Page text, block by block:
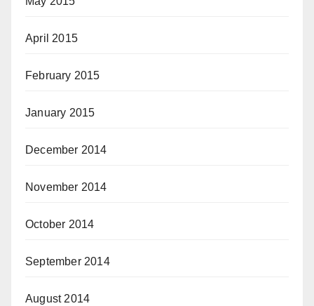
April 2015
February 2015
January 2015
December 2014
November 2014
October 2014
September 2014
August 2014